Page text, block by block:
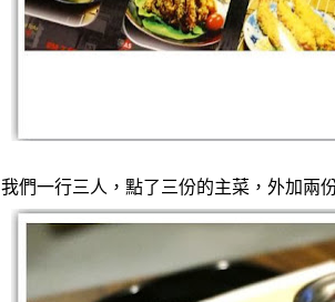
我們一行三人，點了三份的主菜，外加兩